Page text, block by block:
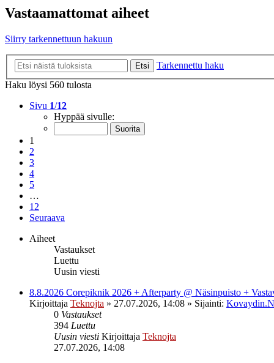
Vastaamattomat aiheet
Siirry tarkennettuun hakuun
Etsi
Tarkennettu haku
Haku löysi 560 tulosta
Sivu 1/12
Hyppää sivulle:
1
2
3
4
5
…
12
Seuraava
Aiheet
Vastaukset
Luettu
Uusin viesti
8.8.2026 Corepiknik 2026 + Afterparty @ Näsinpuisto +
Kirjoittaja Teknojta » 27.07.2026, 14:08 » Sijainti:
0 Vastaukset
394 Luettu
Uusin viesti Kirjoittaja Teknojta
27.07.2026, 14:08